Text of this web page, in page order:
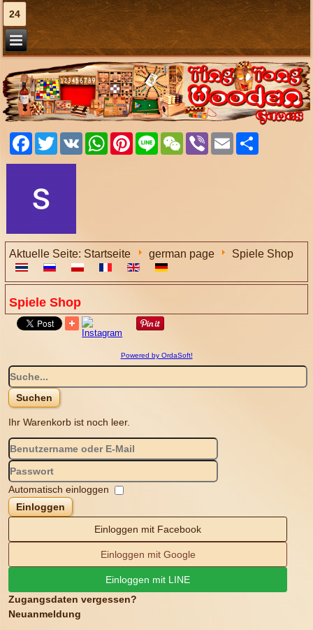
24
Facebook
TwitterVK WhatsApp
Pinterest
Line WeChatViber Email
Aktuelle Seite: Startseite german page Spiele Shop
Spiele Shop
Powered by OrdaSoft!
Ihr Warenkorb ist noch leer.
Automatisch einloggen
Einloggen
Einloggen mit Facebook
Einloggen mit Google
Einloggen mit LINE
Zugangsdaten vergessen?
Neuanmeldung